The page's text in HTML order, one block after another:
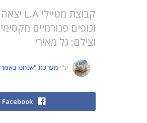
ונופים פנורמיים
וצילם: גל מאירי
ע"י מערכת "אנחנו
Facebook